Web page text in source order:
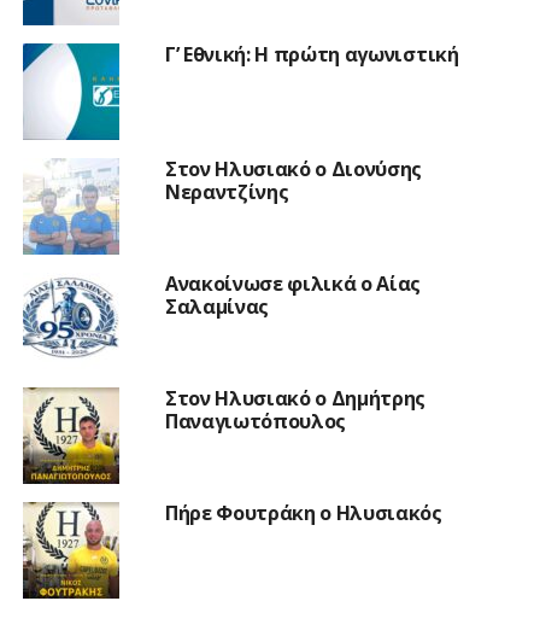
Γ’ Εθνική: Η πρώτη αγωνιστική
Στον Ηλυσιακό ο Διονύσης
Νεραντζίνης
Ανακοίνωσε φιλικά ο Αίας
Σαλαμίνας
Στον Ηλυσιακό ο Δημήτρης
Παναγιωτόπουλος
Πήρε Φουτράκη ο Ηλυσιακός